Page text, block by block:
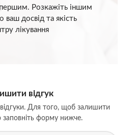
Розкажіть іншим
ваш досвід та якість
лікування
відгук
Для того, щоб залишити
заповніть форму нижче.